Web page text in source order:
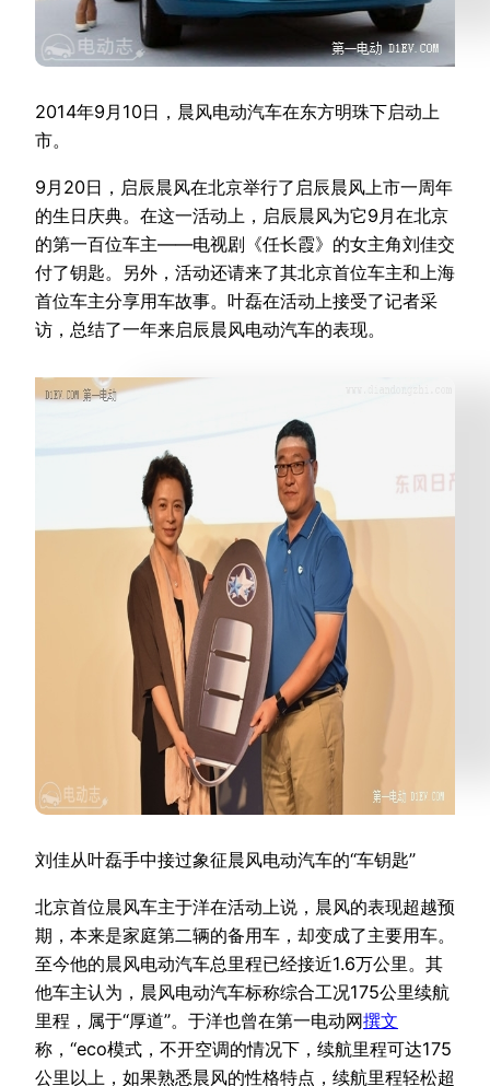
2014年9月10日，晨风电动汽车在东方明珠下启动上
市。
9月20日，启辰晨风在北京举行了启辰晨风上市一周年
的生日庆典。在这一活动上，启辰晨风为它9月在北京
的第一百位车主——电视剧《任长霞》的女主角刘佳交
付了钥匙。另外，活动还请来了其北京首位车主和上海
首位车主分享用车故事。叶磊在活动上接受了记者采
访，总结了一年来启辰晨风电动汽车的表现。
刘佳从叶磊手中接过象征晨风电动汽车的“车钥匙”
北京首位晨风车主于洋在活动上说，晨风的表现超越预
期，本来是家庭第二辆的备用车，却变成了主要用车。
至今他的晨风电动汽车总里程已经接近1.6万公里。其
他车主认为，晨风电动汽车标称综合工况175公里续航
里程，属于“厚道”。于洋也曾在第一电动网撰文
称，“eco模式，不开空调的情况下，续航里程可达175
公里以上，如果熟悉晨风的性格特点，续航里程轻松超